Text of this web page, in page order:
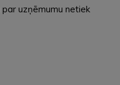
uzņēmumu netiek